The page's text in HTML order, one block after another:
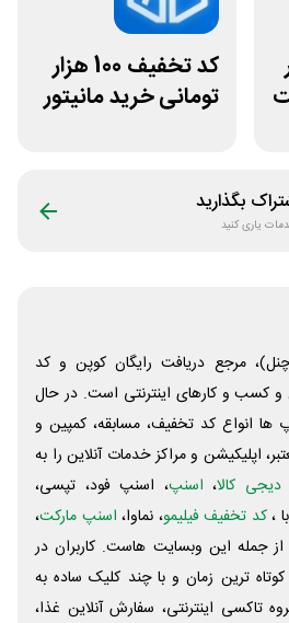
کد تخفیف 100 هزار
تومانی خرید مانیتور
بگذارید
یاری کنید
مرجع دریافت رایگان کوپن و کد
و کسب و‌ کارهای اینترنتی است. در حال
ها انواع کد تخفیف، مسابقه، کمپین و
اپلیکیشن و مراکز خدمات آنلاین را به
دیجی کالا، اسنپ، اسنپ فود، تپسی،
،کد تخفیف فیلیمو، نماوا، اسنپ مارکت،
از جمله این وبسایت ‌هاست. کاربران در
ترین زمان و با چند کلیک ساده به
تاکسی اینترنتی، سفارش آنلاین غذا،